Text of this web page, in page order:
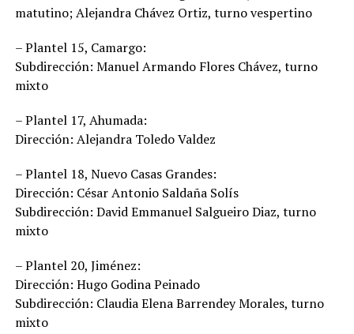
matutino; Alejandra Chávez Ortiz, turno vespertino
– Plantel 15, Camargo:
Subdirección: Manuel Armando Flores Chávez, turno
mixto
– Plantel 17, Ahumada:
Dirección: Alejandra Toledo Valdez
– Plantel 18, Nuevo Casas Grandes:
Dirección: César Antonio Saldaña Solís
Subdirección: David Emmanuel Salgueiro Diaz, turno
mixto
– Plantel 20, Jiménez:
Dirección: Hugo Godina Peinado
Subdirección: Claudia Elena Barrendey Morales, turno
mixto